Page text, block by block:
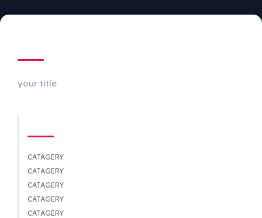
your title
CATAGERY
CATAGERY
CATAGERY
CATAGERY
CATAGERY